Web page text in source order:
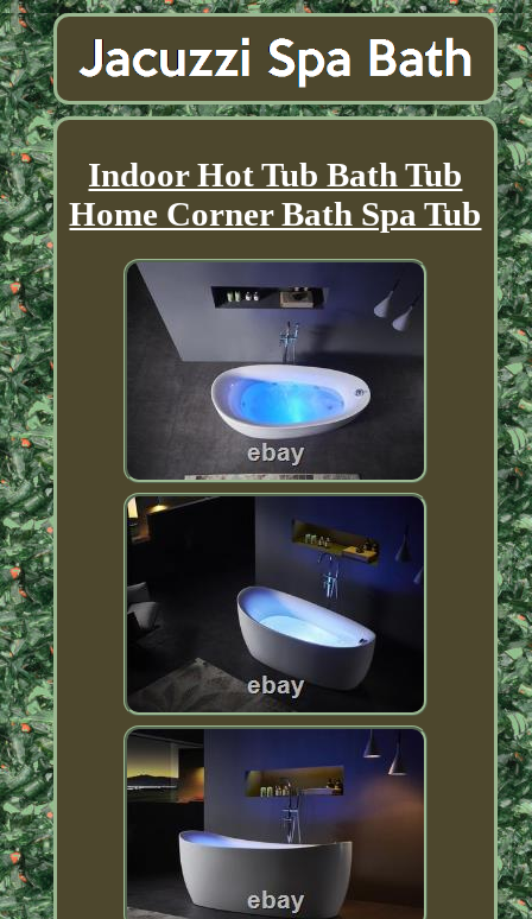
Indoor Hot Tub Bath Tub
Home Corner Bath Spa Tub